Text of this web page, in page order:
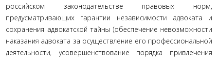
российском законодательстве правовых норм,
предусматривающих гарантии независимости адвоката и
сохранения адвокатской тайны (обеспечение невозможности
наказания адвоката за осуществление его профессиональной
деятельности, усовершенствование порядка привлечения